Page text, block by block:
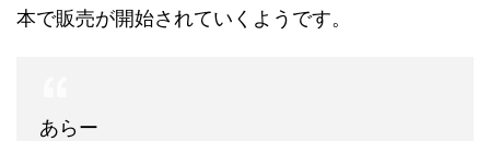
本で販売が開始されていくようです。
あらー